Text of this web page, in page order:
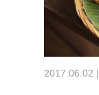
2017.06.02 |